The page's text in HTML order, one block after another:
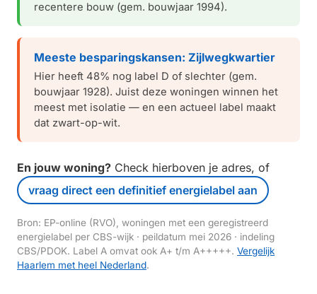
recentere bouw (gem. bouwjaar 1994).
Meeste besparingskansen: Zijlwegkwartier
Hier heeft 48% nog label D of slechter (gem.
bouwjaar 1928). Juist deze woningen winnen het
meest met isolatie — en een actueel label maakt
dat zwart-op-wit.
En jouw woning? Check hierboven je adres, of
vraag direct een definitief energielabel aan
Bron: EP-online (RVO), woningen met een geregistreerd
energielabel per CBS-wijk · peildatum mei 2026 · indeling
CBS/PDOK. Label A omvat ook A+ t/m A+++++. Vergelijk
Haarlem met heel Nederland.